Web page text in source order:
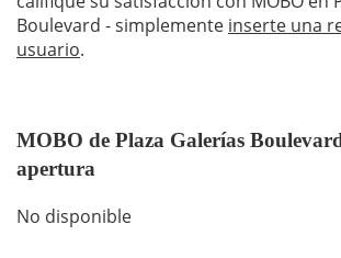
Boulevard - simplemente inserte una
usuario.
MOBO de Plaza Galerías
apertura
No disponible